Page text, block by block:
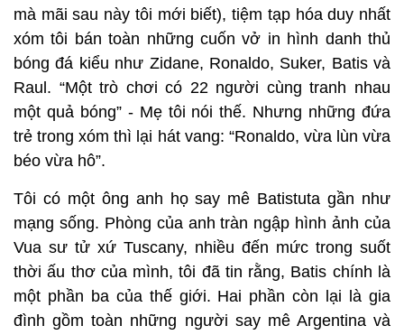
mà mãi sau này tôi mới biết), tiệm tạp hóa duy nhất
xóm tôi bán toàn những cuốn vở in hình danh thủ
bóng đá kiểu như Zidane, Ronaldo, Suker, Batis và
Raul. “Một trò chơi có 22 người cùng tranh nhau
một quả bóng” - Mẹ tôi nói thế. Nhưng những đứa
trẻ trong xóm thì lại hát vang: “Ronaldo, vừa lùn vừa
béo vừa hô”.
Tôi có một ông anh họ say mê Batistuta gần như
mạng sống. Phòng của anh tràn ngập hình ảnh của
Vua sư tử xứ Tuscany, nhiều đến mức trong suốt
thời ấu thơ của mình, tôi đã tin rằng, Batis chính là
một phần ba của thế giới. Hai phần còn lại là gia
đình gồm toàn những người say mê Argentina và